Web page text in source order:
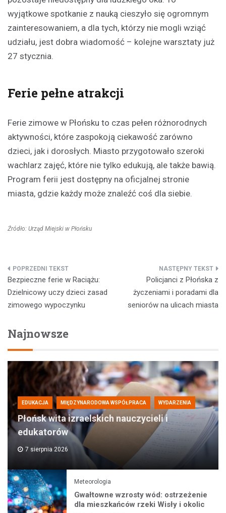
wyjątkowe spotkanie z nauką cieszyło się ogromnym
zainteresowaniem, a dla tych, którzy nie mogli wziąć
udziału, jest dobra wiadomość – kolejne warsztaty już
27 stycznia.
Ferie pełne atrakcji
Ferie zimowe w Płońsku to czas pełen różnorodnych
aktywności, które zaspokoją ciekawość zarówno
dzieci, jak i dorosłych. Miasto przygotowało szeroki
wachlarz zajęć, które nie tylko edukują, ale także bawią.
Program ferii jest dostępny na oficjalnej stronie
miasta, gdzie każdy może znaleźć coś dla siebie.
Źródło: Urząd Miejski w Płońsku
Nawigacja
wpisu
Bezpieczne ferie w Raciążu:
Dzielnicowy uczy dzieci zasad
zimowego wypoczynku
Policjanci z Płońska z
życzeniami i poradami dla
seniorów na ulicach miasta
Najnowsze
EDUKACJA MIĘDZYNARODOWA WSPÓŁPRACA WYDARZENIA
Płońsk wita izraelskich nauczycieli i
edukatorów
7 sierpnia 2026
Meteorologia
Gwałtowne wzrosty wód: ostrzeżenie
dla mieszkańców rzeki Wisły i okolic